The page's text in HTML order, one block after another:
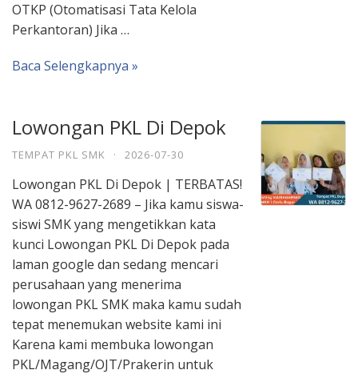
OTKP (Otomatisasi Tata Kelola
Perkantoran) Jika …
Baca Selengkapnya »
Lowongan PKL Di Depok
TEMPAT PKL SMK · 2026-07-30
Lowongan PKL Di Depok | TERBATAS!
WA 0812-9627-2689 – Jika kamu siswa-
siswi SMK yang mengetikkan kata
kunci Lowongan PKL Di Depok pada
laman google dan sedang mencari
perusahaan yang menerima
lowongan PKL SMK maka kamu sudah
tepat menemukan website kami ini
Karena kami membuka lowongan
PKL/Magang/OJT/Prakerin untuk